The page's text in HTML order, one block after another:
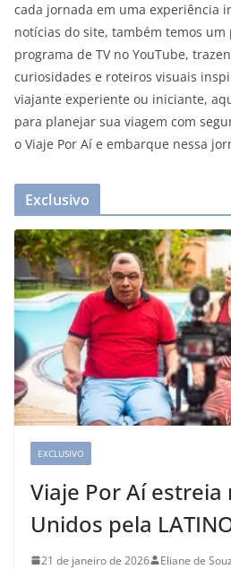
cada jornada em uma experiência
notícias do site, também temos um
programa de TV no YouTube,
curiosidades e roteiros visuais
viajante experiente ou iniciante,
para planejar sua viagem com
o Viaje Por Aí e embarque nessa
Exclusivo
EXCLUSIVO
Viaje Por Aí estreia
Unidos pela
21 de janeiro de 2026 Eliane de